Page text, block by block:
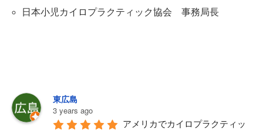
日本小児カイロプラクティック協会 事務局長
東広島
3 years ago
アメリカでカイロプラクティッ